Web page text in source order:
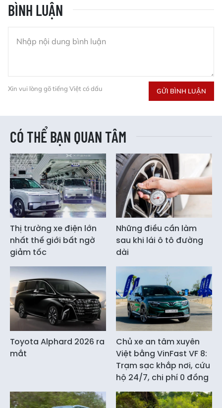
BÌNH LUẬN
Xin vui lòng gõ tiếng Việt có dấu GỬI BÌNH LUẬN
CÓ THỂ BẠN QUAN TÂM
Thị trường xe điện lớn
nhất thế giới bất ngờ
giảm tốc
Những điều cần làm
sau khi lái ô tô đường
dài
Toyota Alphard 2026 ra
mắt
Chủ xe an tâm xuyên
Việt bằng VinFast VF 8:
Trạm sạc khắp nơi, cứu
hộ 24/7, chi phí 0 đồng